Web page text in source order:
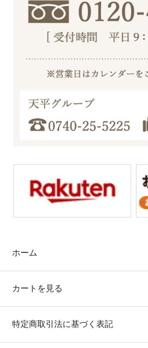
ホーム
カートを見る
特定商取引法に基づく表記